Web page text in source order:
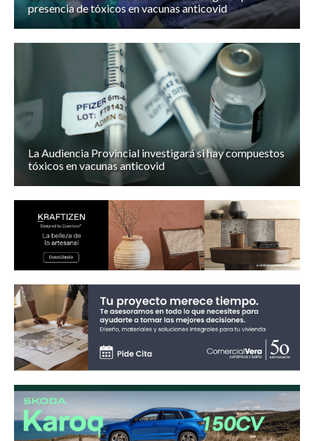
presencia de tóxicos en vacunas anticovid
La Audiencia Provincial investigará si hay compuestos
tóxicos en vacunas anticovid